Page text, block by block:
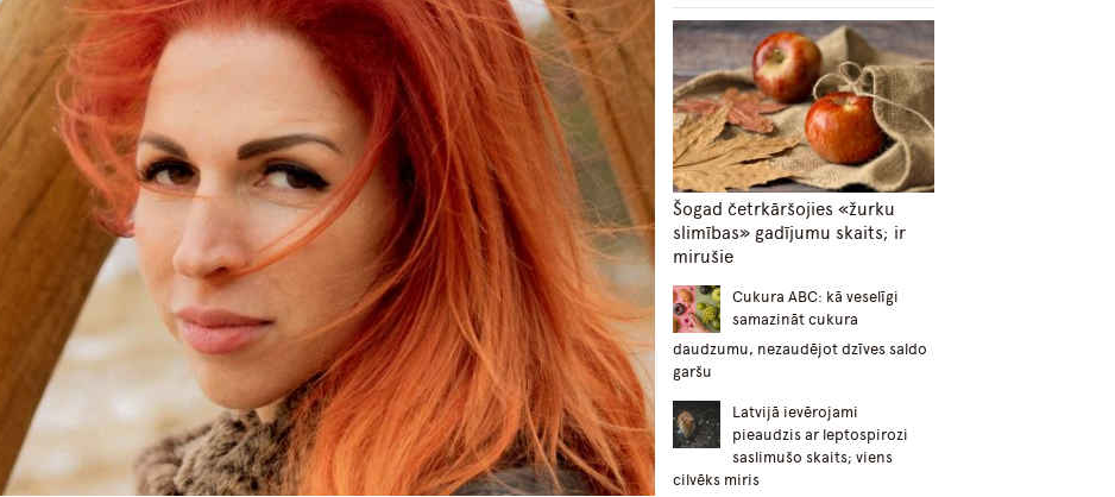
Šogad četrkāršojies «žurku
slimības» gadījumu skaits; ir
mirušie
Cukura ABC: kā veselīgi
samazināt cukura
daudzumu, nezaudējot dzīves saldo
garšu
Latvijā ievērojami
pieaudzis ar leptospirozi
saslimušo skaits; viens
cilvēks miris